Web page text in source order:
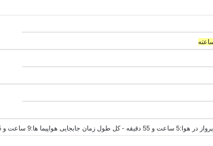
ساعت و 05 دقیقه - کل طول زمان سفر:15 ساعت و 00 دقیقه